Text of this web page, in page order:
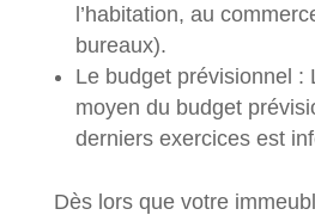
l’habitation, au
bureaux).
Le budget prévisionnel :
moyen du budget
derniers exercices est
Dès lors que votre